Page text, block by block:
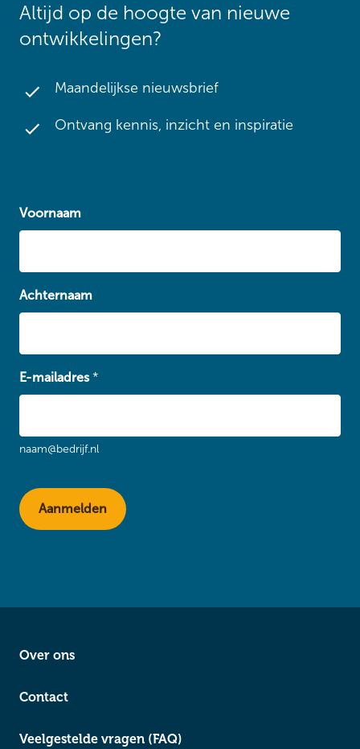
Altijd op de hoogte van nieuwe
ontwikkelingen?
Maandelijkse nieuwsbrief
Ontvang kennis, inzicht en inspiratie
Voornaam
Achternaam
E-mailadres*
naam@bedrijf.nl
Over ons
Contact
Veelgestelde vragen (FAQ)